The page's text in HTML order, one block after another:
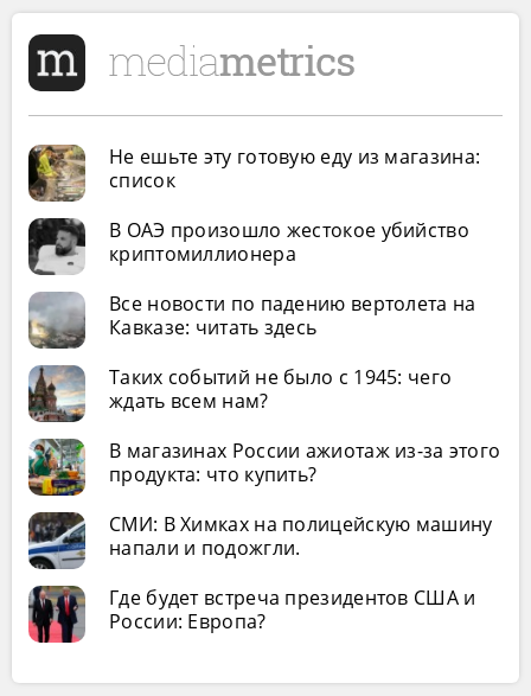
Не ешьте эту готовую еду из магазина:
список
В ОАЭ произошло жестокое убийство
криптомиллионера
Все новости по падению вертолета на
Кавказе: читать здесь
Таких событий не было с 1945: чего
ждать всем нам?
В магазинах России ажиотаж из-за этого
продукта: что купить?
СМИ: В Химках на полицейскую машину
напали и подожгли.
Где будет встреча президентов США и
России: Европа?